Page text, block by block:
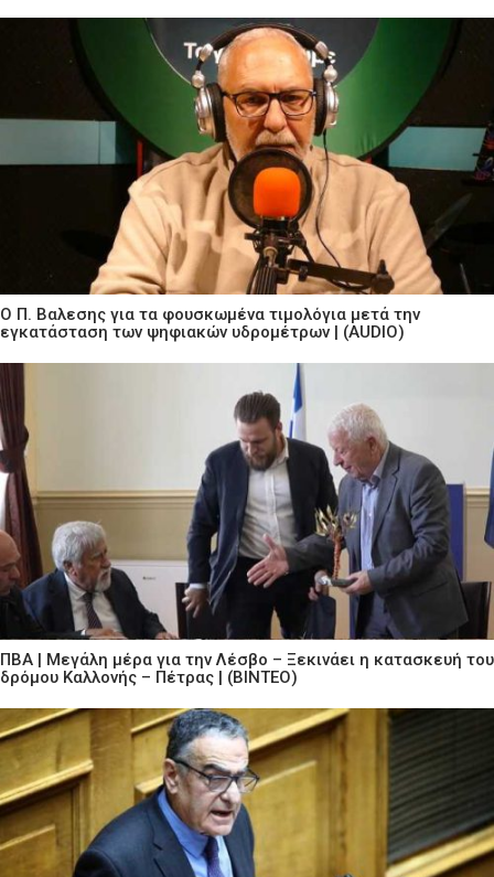
Ο Π. Βαλεσης για τα φουσκωμένα τιμολόγια μετά την
εγκατάσταση των ψηφιακών υδρομέτρων | (AUDIO)
ΠΒΑ | Μεγάλη μέρα για την Λέσβο – Ξεκινάει η κατασκευή του
δρόμου Καλλονής – Πέτρας | (ΒΙΝΤΕΟ)